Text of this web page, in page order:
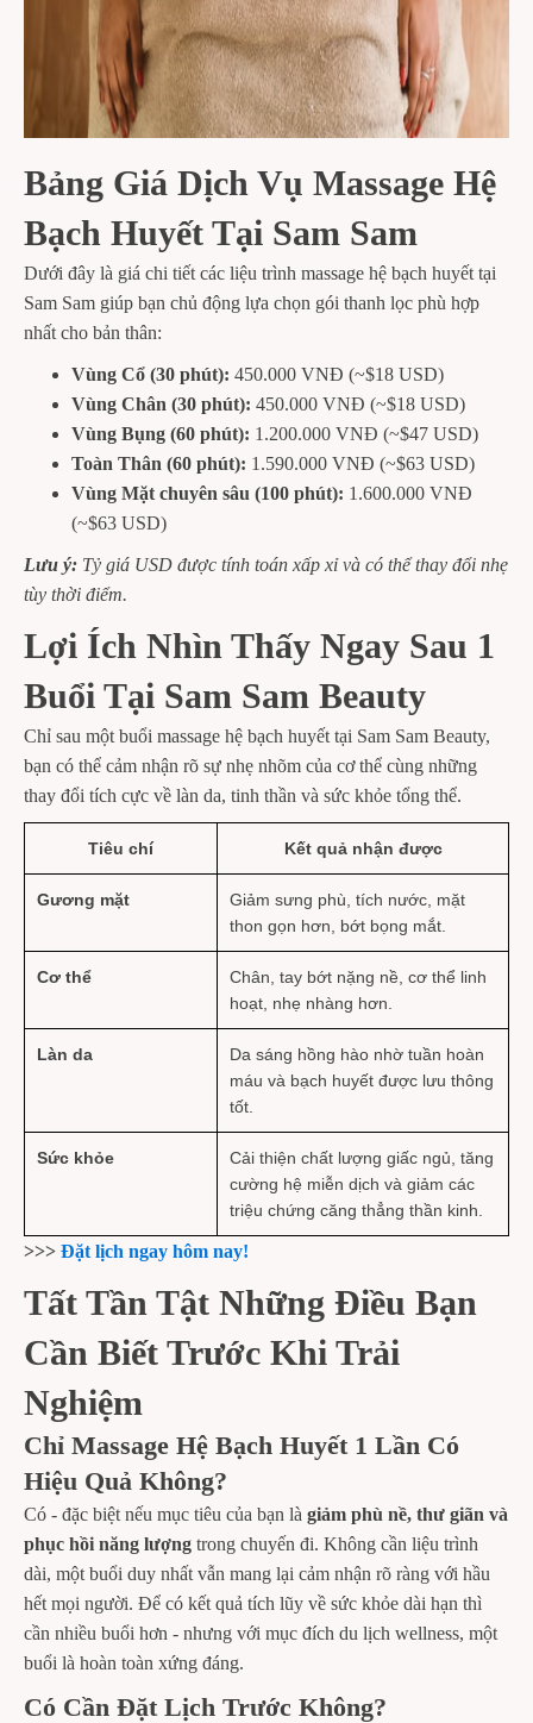
Bảng Giá Dịch Vụ Massage Hệ
Bạch Huyết Tại Sam Sam
Dưới đây là giá chi tiết các liệu trình massage hệ bạch huyết tại
Sam Sam giúp bạn chủ động lựa chọn gói thanh lọc phù hợp
nhất cho bản thân:
Vùng Cổ (30 phút): 450.000 VNĐ (~$18 USD)
Vùng Chân (30 phút): 450.000 VNĐ (~$18 USD)
Vùng Bụng (60 phút): 1.200.000 VNĐ (~$47 USD)
Toàn Thân (60 phút): 1.590.000 VNĐ (~$63 USD)
Vùng Mặt chuyên sâu (100 phút): 1.600.000 VNĐ
(~$63 USD)
Lưu ý: Tỷ giá USD được tính toán xấp xỉ và có thể thay đổi nhẹ
tùy thời điểm.
Lợi Ích Nhìn Thấy Ngay Sau 1
Buổi Tại Sam Sam Beauty
Chỉ sau một buổi massage hệ bạch huyết tại Sam Sam Beauty,
bạn có thể cảm nhận rõ sự nhẹ nhõm của cơ thể cùng những
thay đổi tích cực về làn da, tinh thần và sức khỏe tổng thể.
Tiêu chí Kết quả nhận được
Gương mặt
Giảm sưng phù, tích nước, mặt
thon gọn hơn, bớt bọng mắt.
Cơ thể
Chân, tay bớt nặng nề, cơ thể linh
hoạt, nhẹ nhàng hơn.
Làn da
Da sáng hồng hào nhờ tuần hoàn
máu và bạch huyết được lưu thông
tốt.
Sức khỏe
Cải thiện chất lượng giấc ngủ, tăng
cường hệ miễn dịch và giảm các
triệu chứng căng thẳng thần kinh.
>>> Đặt lịch ngay hôm nay!
Tất Tần Tật Những Điều Bạn
Cần Biết Trước Khi Trải
Nghiệm
Chỉ Massage Hệ Bạch Huyết 1 Lần Có
Hiệu Quả Không?
Có - đặc biệt nếu mục tiêu của bạn là giảm phù nề, thư giãn và
phục hồi năng lượng trong chuyến đi. Không cần liệu trình
dài, một buổi duy nhất vẫn mang lại cảm nhận rõ ràng với hầu
hết mọi người. Để có kết quả tích lũy về sức khỏe dài hạn thì
cần nhiều buổi hơn - nhưng với mục đích du lịch wellness, một
buổi là hoàn toàn xứng đáng.
Có Cần Đặt Lịch Trước Không?